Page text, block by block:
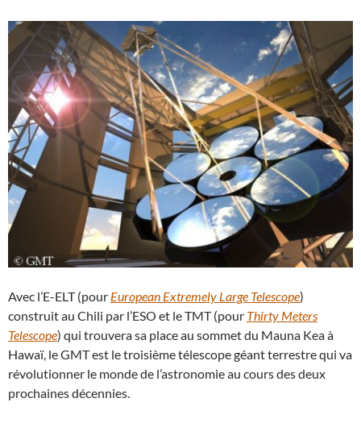
Avec l’E-ELT (pour European Extremely Large Telescope)
construit au Chili par l’ESO et le TMT (pour Thirty Meters
Telescope) qui trouvera sa place au sommet du Mauna Kea à
Hawaï, le GMT est le troisième télescope géant terrestre qui va
révolutionner le monde de l’astronomie au cours des deux
prochaines décennies.